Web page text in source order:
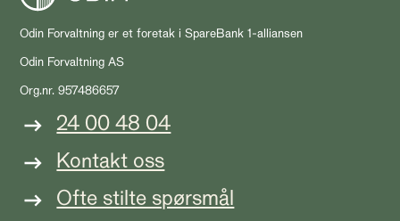
Odin Forvaltning er et foretak i SpareBank 1-alliansen
Odin Forvaltning AS
Org.nr. 957486657
24 00 48 04
Kontakt oss
Ofte stilte spørsmål